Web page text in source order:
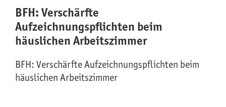
BFH: Verschärfte
Aufzeichnungspflichten beim
häuslichen Arbeitszimmer
BFH: Verschärfte Aufzeichnungspflichten beim
häuslichen Arbeitszimmer